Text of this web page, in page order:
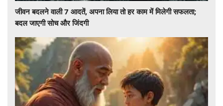
जीवन बदलने वाली 7 आदतें, अपना लिया तो हर काम में मिलेगी सफलता;
बदल जाएगी सोच और जिंदगी